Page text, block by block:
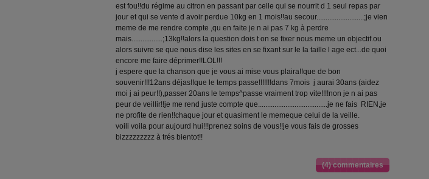
est fou!!du régime au citron en passant par celle qui se nourrit d 1 seul repas par
jour et qui se vente d avoir perdue 10kg en 1 mois!!au secour..........................;je vien
meme de me rendre compte ,qu en faite je n ai pas 7 kg à perdre
mais.................;13kg!!alors la question dois t on se fixer nous meme un objectif.ou
alors suivre se que nous dise les sites en se fixant sur le la taille l age ect...de quoi
encore me faire déprimer!!LOL!!!
j espere que la chanson que je vous ai mise vous plaira!!que de bon
souvenir!!!12ans déjas!!que le temps passe!!!!!!!dans 7mois j aurai 30ans (aidez
moi j ai peur!!),passer 20ans le temps^passe vraiment trop vite!!!!non je n ai pas
peur de veillir!!je me rend juste compte que......................................je ne fais RIEN,je
ne profite de rien!!chaque jour et quasiment le memeque celui de la veille.
voili voila pour aujourd hui!!!prenez soins de vous!!je vous fais de grosses
bizzzzzzzzz à trés bientot!!
(4) commentaires